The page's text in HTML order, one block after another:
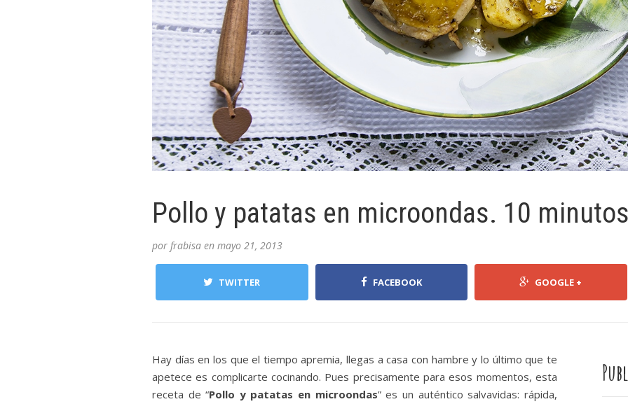
Pollo y patatas en microondas. 10 minutos
por frabisa en mayo 21, 2013
TWITTER FACEBOOK GOOGLE +
Hay días en los que el tiempo apremia, llegas a casa con hambre y lo último que te
apetece es complicarte cocinando. Pues precisamente para esos momentos, esta
receta de “Pollo y patatas en microondas” es un auténtico salvavidas: rápida,